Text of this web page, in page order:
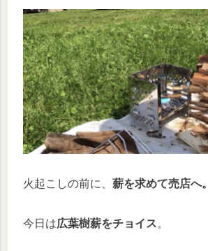
火起こしの前に、 薪を求めて売店へ。
今日は広葉樹薪をチョイス。